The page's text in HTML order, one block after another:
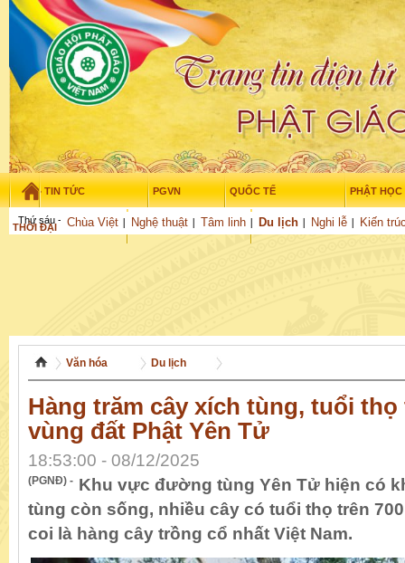
TIN TỨC PGVN QUỐC TẾ PHẬT HỌC
THỜI ĐẠI TUỔI TRẺ NGHIÊN CỨU
Chùa Việt Nghệ thuật Tâm linh Du lịch Nghi lễ Kiến
Thứ sáu - 7/08/2026 – 18:11 : 30
Văn hóa Du lịch
Hàng trăm cây xích tùng, tuổi thọ
vùng đất Phật Yên Tử
18:53:00 - 08/12/2025
(PGNĐ) - Khu vực đường tùng Yên Tử hiện có
tùng còn sống, nhiều cây có tuổi thọ trên
coi là hàng cây trồng cổ nhất Việt Nam.